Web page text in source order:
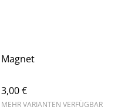
Magnet
3,00 €
MEHR VARIANTEN VERFÜGBAR